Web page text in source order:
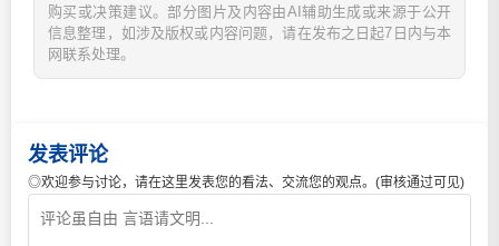
购买或决策建议。部分图片及内容由AI辅助生成或来源于公开
信息整理，如涉及版权或内容问题，请在发布之日起7日内与本
网联系处理。
发表评论
◎欢迎参与讨论，请在这里发表您的看法、交流您的观点。(审核通过可见)